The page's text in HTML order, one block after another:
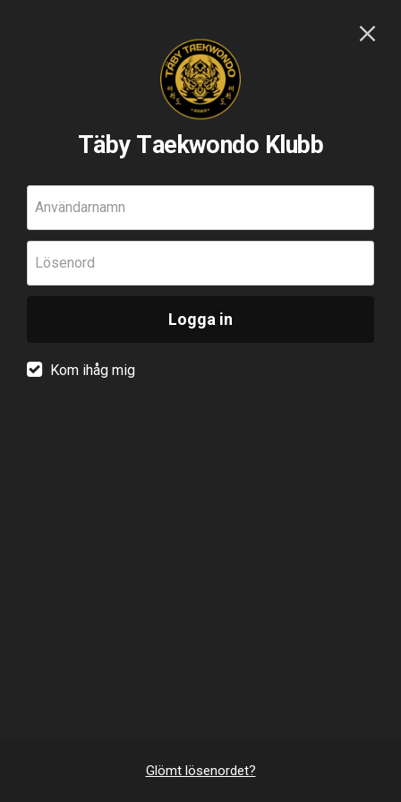
Täby Taekwondo Klubb
Användarnamn
Lösenord
Logga in
Kom ihåg mig
Glömt lösenordet?